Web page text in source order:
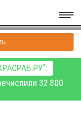
32 800